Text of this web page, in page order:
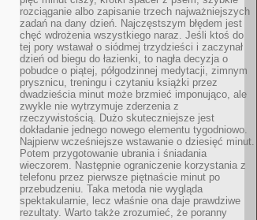
rozciąganie albo zapisanie trzech najważniejszych
zadań na dany dzień. Najczęstszym błędem jest
chęć wdrożenia wszystkiego naraz. Jeśli ktoś do
tej pory wstawał o siódmej trzydzieści i zaczynał
dzień od biegu do łazienki, to nagła decyzja o
pobudce o piątej, półgodzinnej medytacji, zimnym
prysznicu, treningu i czytaniu książki przez
dwadzieścia minut może brzmieć imponująco, ale
zwykle nie wytrzymuje zderzenia z
rzeczywistością. Dużo skuteczniejsze jest
dokładanie jednego nowego elementu tygodniowo.
Najpierw wcześniejsze wstawanie o dziesięć minut.
Potem przygotowanie ubrania i śniadania
wieczorem. Następnie ograniczenie korzystania z
telefonu przez pierwsze piętnaście minut po
przebudzeniu. Taka metoda nie wygląda
spektakularnie, lecz właśnie ona daje prawdziwe
rezultaty. Warto także zrozumieć, że poranny